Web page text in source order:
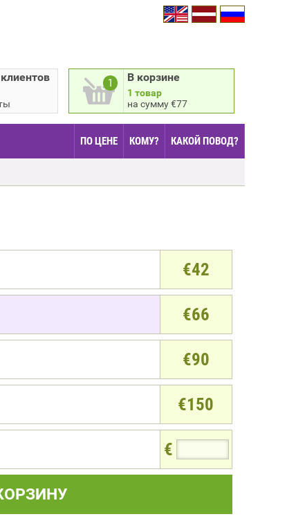
1 В корзине
1 товар
на сумму €77
ПО ЦЕНЕ КОМУ? КАКОЙ ПОВОД?
€42
€66
€90
€150
€